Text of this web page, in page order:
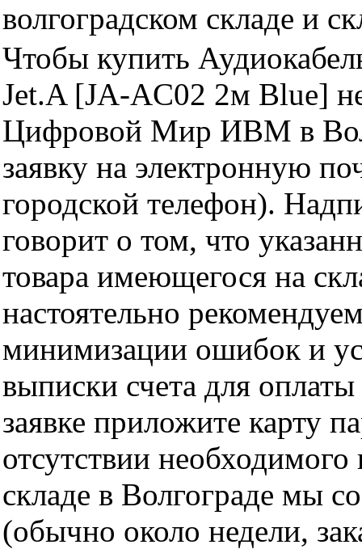
волгоградском складе и
Чтобы купить
Jet.A [JA-AC02 2м Blue]
Цифровой Мир ИВМ в
заявку на электронную
городской телефон).
говорит о том, что
товара имеющегося на
настоятельно
минимизации ошибок и
выписки счета для
заявке приложите карту
отсутствии
складе в Волгограде мы
(обычно около недели,